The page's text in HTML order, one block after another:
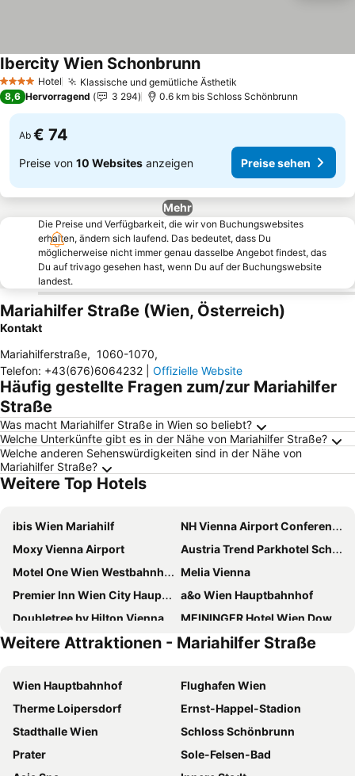
4 Sterne Hotel Klassische und gemütliche Ästhetik
Ibercity Wien SchonbrunnPreise sehen
8,6 Hervorragend 3 294 0.6 km bis Schloss Schönbrunn
Ab € 74
Preise von 10 Websites anzeigen Preise sehen
Mehr
Die Preise und Verfügbarkeit, die wir von Buchungswebsites
erhalten, ändern sich laufend. Das bedeutet, dass Du
möglicherweise nicht immer genau dasselbe Angebot findest, das
Du auf trivago gesehen hast, wenn Du auf der Buchungswebsite
landest.
Mariahilfer Straße (Wien, Österreich)
Kontakt
Mariahilferstraße, 1060-1070,
Telefon: +43(676)6064232 Offizielle Website
Häufig gestellte Fragen zum/zur Mariahilfer
Straße
Was macht Mariahilfer Straße in Wien so beliebt?
Welche Unterkünfte gibt es in der Nähe von Mariahilfer Straße?
Welche anderen Sehenswürdigkeiten sind in der Nähe von
Mariahilfer Straße?
Weitere Top Hotels
ibis Wien Mariahilf
NH Vienna Airport Conference Center
Moxy Vienna Airport
Austria Trend Parkhotel Schoenbrunn
Motel One Wien Westbahnhof
Melia Vienna
Premier Inn Wien City Hauptbahnhof
a&o Wien Hauptbahnhof
Doubletree by Hilton Vienna Schonbrunn
MEININGER Hotel Wien Downtown Franz
PLAZA INN Amedia Vienna
Hilton Vienna Waterfront
Hotel Zeitgeist Vienna Hauptbahnhof
Ibercity Wien Schonbrunn
MAXX by Steigenberger Vienna
ARCOTEL Wimberger Wien
Prizeotel Vienna-city
ibis Wien Hauptbahnhof
Jaz In The City Vienna
JUFA Hotel Wien City
Weitere Attraktionen - Mariahilfer Straße
Wien Hauptbahnhof
Flughafen Wien
Therme Loipersdorf
Ernst-Happel-Stadion
Stadthalle Wien
Schloss Schönbrunn
Prater
Sole-Felsen-Bad